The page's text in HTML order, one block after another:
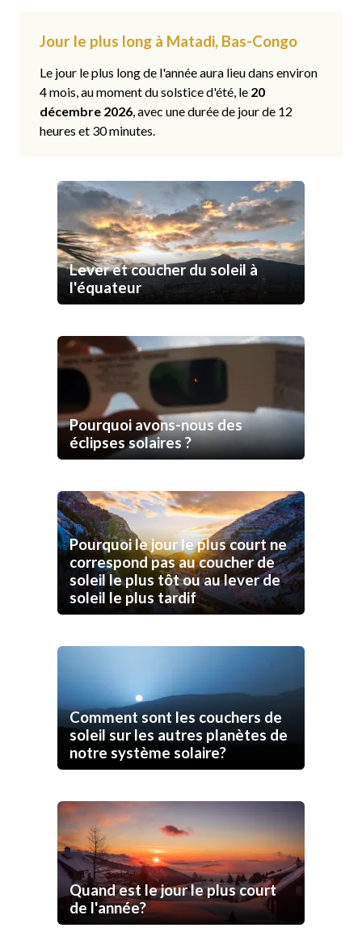
Jour le plus long à Matadi, Bas-Congo
Le jour le plus long de l'année aura lieu dans environ
4 mois, au moment du solstice d'été, le 20
décembre 2026, avec une durée de jour de 12
heures et 30 minutes.
Lever et coucher du soleil à
l'équateur
Pourquoi avons-nous des
éclipses solaires ?
Pourquoi le jour le plus court ne
correspond pas au coucher de
soleil le plus tôt ou au lever de
soleil le plus tardif
Comment sont les couchers de
soleil sur les autres planètes de
notre système solaire?
Quand est le jour le plus court
de l'année?